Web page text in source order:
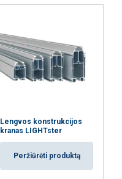
Lengvos konstrukcijos
kranas LIGHTster
Peržiūrėti produktą